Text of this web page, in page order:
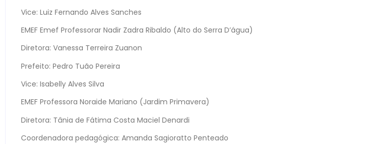
Vice: Luiz Fernando Alves Sanches
EMEF Emef Professorar Nadir Zadra Ribaldo (Alto do Serra D’água)
Diretora: Vanessa Terreira Zuanon
Prefeito: Pedro Tuão Pereira
Vice: Isabelly Alves Silva
EMEF Professora Noraide Mariano (Jardim Primavera)
Diretora: Tânia de Fátima Costa Maciel Denardi
Coordenadora pedagógica: Amanda Sagioratto Penteado